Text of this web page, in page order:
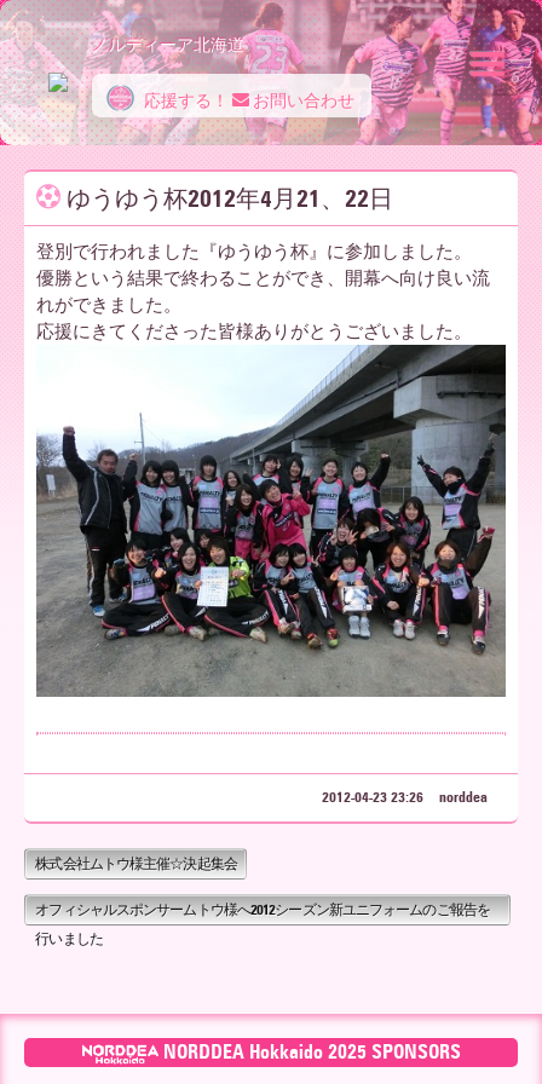
ノ
ル
デ
ィ
ー
ア
北
海
道
ノルディーア北海道
応援する！ お問い合わせ
ゆうゆう杯2012年4月21、22日
登別で行われました『ゆうゆう杯』に参加しました。
優勝という結果で終わることができ、開幕へ向け良い流
れができました。
応援にきてくださった皆様ありがとうございました。
2012-04-23 23:26 norddea
株式会社ムトウ様主催☆決起集会
オフィシャルスポンサームトウ様へ2012シーズン新ユニフォームのご報告を
行いました
NORDDEA Hokkaido 2025 SPONSORS